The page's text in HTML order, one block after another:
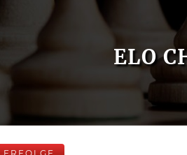
ELO